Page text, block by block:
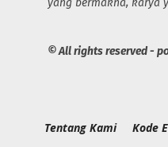
yang bermakna, karya
© All rights reserved -
Tentang Kami Kode